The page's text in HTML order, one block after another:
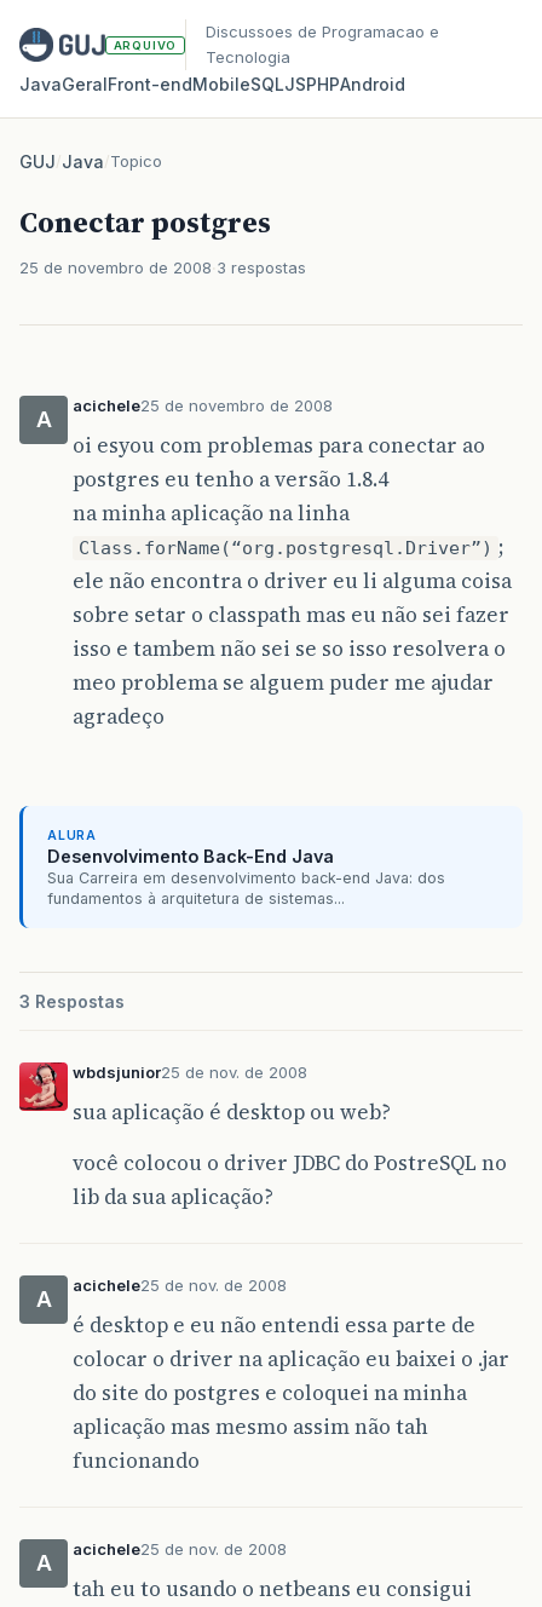
ARQUIVO
Discussoes de Programacao e
Tecnologia
JavaGeralFront‑endMobileSQLJSPHPAndroid
GUJ/Java/Topico
Conectar postgres
25 de novembro de 2008 3 respostas
A
acichele25 de novembro de 2008
oi esyou com problemas para conectar ao
postgres eu tenho a versão 1.8.4
na minha aplicação na linha
Class.forName(“org.postgresql.Driver”) ;
ele não encontra o driver eu li alguma coisa
sobre setar o classpath mas eu não sei fazer
isso e tambem não sei se so isso resolvera o
meo problema se alguem puder me ajudar
agradeço
ALURA
Desenvolvimento Back-End Java
Sua Carreira em desenvolvimento back-end Java: dos
fundamentos à arquitetura de sistemas...
3 Respostas
wbdsjunior25 de nov. de 2008
sua aplicação é desktop ou web?
você colocou o driver JDBC do PostreSQL no
lib da sua aplicação?
A
acichele25 de nov. de 2008
é desktop e eu não entendi essa parte de
colocar o driver na aplicação eu baixei o .jar
do site do postgres e coloquei na minha
aplicação mas mesmo assim não tah
funcionando
A
acichele25 de nov. de 2008
tah eu to usando o netbeans eu consigui